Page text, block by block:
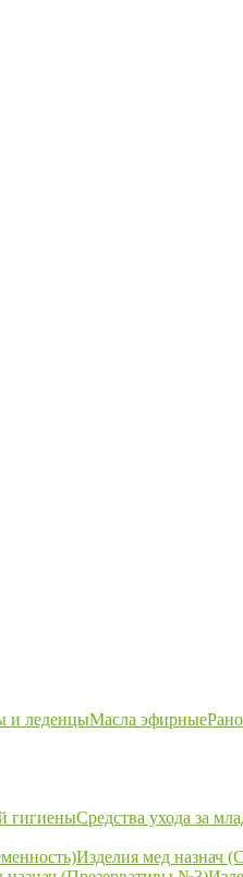
и леденцыМасла эфирные
гигиеныСредства ухода за
Изделия мед назнач